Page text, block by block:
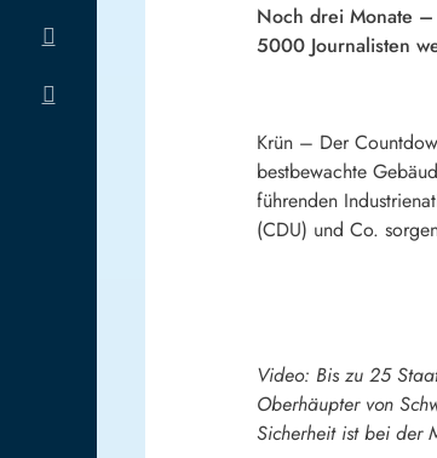
Noch drei Monate
5000 Journalisten
Krün – Der
bestbewachte
führenden
(CDU) und Co.
Video: Bis zu 25
Oberhäupter von
Sicherheit ist bei der